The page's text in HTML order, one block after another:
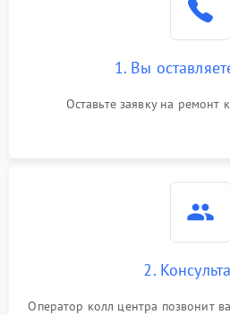
1. Вы
Оставьте заявку на ремонт
2.
Оператор колл центра позвонит